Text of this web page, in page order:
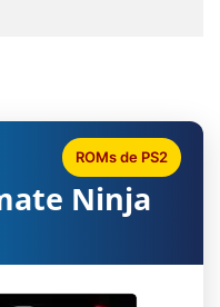
Ninja
ROMs de PS2